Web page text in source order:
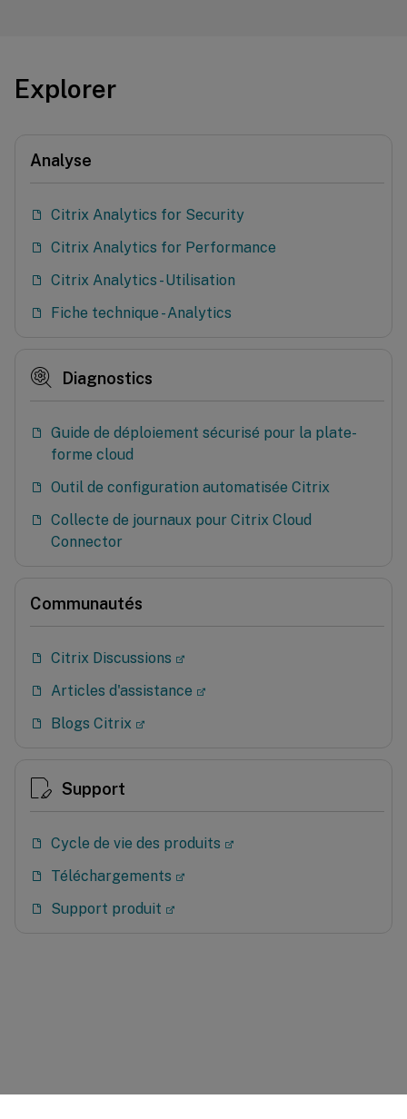
Explorer
Analyse
Citrix Analytics for Security
Citrix Analytics for Performance
Citrix Analytics - Utilisation
Fiche technique - Analytics
Diagnostics
Guide de déploiement sécurisé pour la plate-
forme cloud
Outil de configuration automatisée Citrix
Collecte de journaux pour Citrix Cloud
Connector
Communautés
Citrix Discussions
Articles d'assistance
Blogs Citrix
Support
Cycle de vie des produits
Téléchargements
Support produit